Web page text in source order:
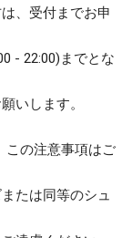
、受付までお申
- 22:00)までとな
いします。
この注意事項はご
たは同等のシュ